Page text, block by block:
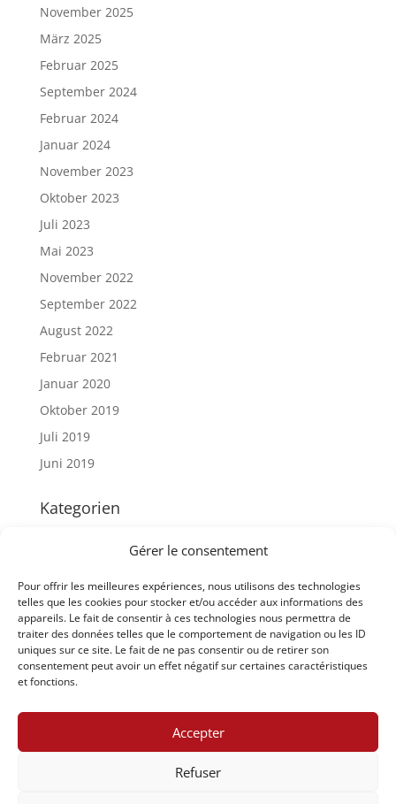
Gérer le consentement
Pour offrir les meilleures expériences, nous utilisons des technologies
telles que les cookies pour stocker et/ou accéder aux informations des
appareils. Le fait de consentir à ces technologies nous permettra de
traiter des données telles que le comportement de navigation ou les ID
uniques sur ce site. Le fait de ne pas consentir ou de retirer son
consentement peut avoir un effet négatif sur certaines caractéristiques
et fonctions.
Accepter
Refuser
November 2025
März 2025
Februar 2025
September 2024
Februar 2024
Januar 2024
November 2023
Oktober 2023
Juli 2023
Mai 2023
November 2022
September 2022
August 2022
Februar 2021
Januar 2020
Oktober 2019
Juli 2019
Juni 2019
Kategorien
Interkantonale Vergleiche
Staatsschreiberkonferenz
Meta
Anmelden
Eintrags-Feed
Kommentar-Feed